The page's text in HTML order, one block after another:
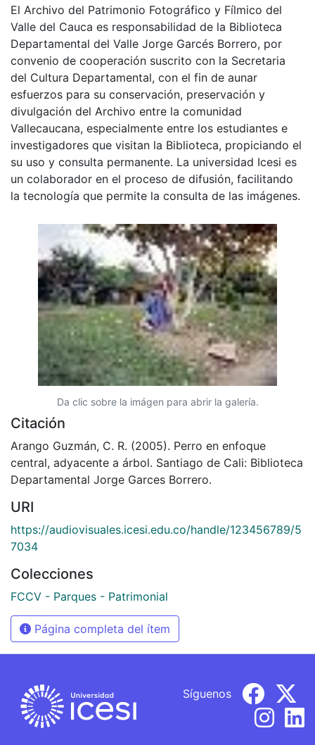
El Archivo del Patrimonio Fotográfico y Fílmico del
Valle del Cauca es responsabilidad de la Biblioteca
Departamental del Valle Jorge Garcés Borrero, por
convenio de cooperación suscrito con la Secretaria
del Cultura Departamental, con el fin de aunar
esfuerzos para su conservación, preservación y
divulgación del Archivo entre la comunidad
Vallecaucana, especialmente entre los estudiantes e
investigadores que visitan la Biblioteca, propiciando el
su uso y consulta permanente. La universidad Icesi es
un colaborador en el proceso de difusión, facilitando
la tecnología que permite la consulta de las imágenes.
Da clic sobre la imágen para abrir la galería.
Citación
Arango Guzmán, C. R. (2005). Perro en enfoque
central, adyacente a árbol. Santiago de Cali: Biblioteca
Departamental Jorge Garces Borrero.
URI
https://audiovisuales.icesi.edu.co/handle/123456789/5
7034
Colecciones
FCCV - Parques - Patrimonial
Página completa del ítem
Síguenos